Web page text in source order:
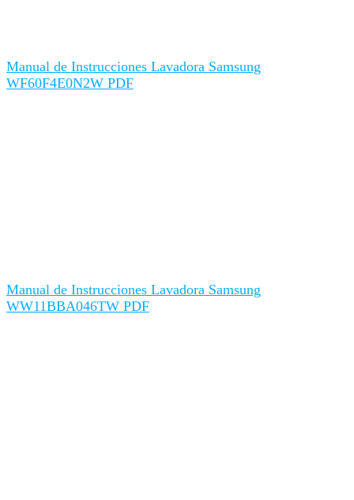
Manual de Instrucciones Lavadora Samsung
WF60F4E0N2W PDF
Manual de Instrucciones Lavadora Samsung
WW11BBA046TW PDF